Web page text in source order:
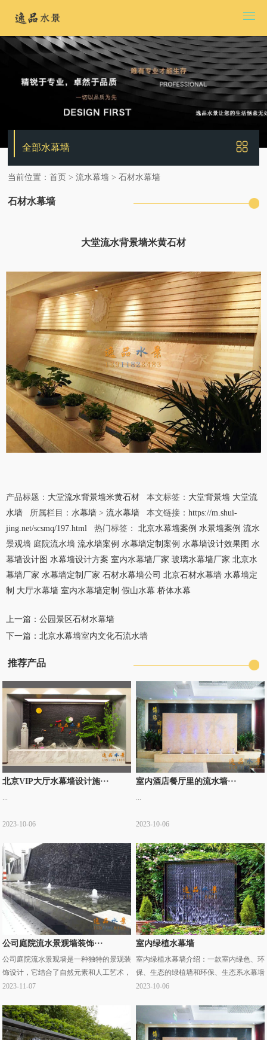
全部水幕墙
当前位置：首页 >流水幕墙 >石材水幕墙
石材水幕墙
大堂流水背景墙米黄石材
产品标题： 大堂流水背景墙米黄石材 本文标签： 大堂背景墙 大堂流
水墙 所属栏目： 水幕墙 > 流水幕墙 本文链接： https://m.shui-
jing.net/scsmq/197.html
热门标签： 北京水幕墙案例 水景墙案例 流水
景观墙 庭院流水墙 流水墙案例 水幕墙定制案例 水幕墙设计效果图 水
幕墙设计图 水幕墙设计方案 室内水幕墙厂家 玻璃水幕墙厂家 北京水
幕墙厂家 水幕墙定制厂家 石材水幕墙公司 北京石材水幕墙 水幕墙定
制 大厅水幕墙 室内水幕墙定制 假山水幕 桥体水幕
上一篇： 公园景区石材水幕墙
下一篇： 北京水幕墙室内文化石流水墙
推荐产品
北京VIP大厅水幕墙设计施···
...
2023-10-06
室内酒店餐厅里的流水墙···
...
2023-10-06
公司庭院流水景观墙装饰···
公司庭院流水景观墙是一种独特的景观装
饰设计，它结合了自然元素和人工艺术，
为公司庭院增添了一种宁静、优雅的氛
例介绍：这个··· ...
2023-11-07
室内绿植水幕墙
室内绿植水幕墙介绍：一款室内绿色、环
保、生态的绿植墙和环保、生态系水幕墙
相结合，既满足了室内环境充氧的需要，
背景中实现··· ...
2023-10-06